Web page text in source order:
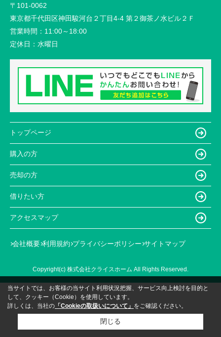
〒101-0062
東京都千代田区神田駿河台２丁目4-4 第２御茶ノ水ビル２Ｆ
営業時間： 11:00～18:00
定休日： 水曜日
トップページ
購入の方
売却の方
借りたい方
アクセスマップ
会社概要 利用規約 プライバシーポリシー サイトマップ
Copyright(c) 株式会社クライスホーム All Rights Reserved.
当サイトでは、お客様の当サイト利用状況把握、サービス向上検討を目的と
して、クッキー（Cookie）を使用しています。
詳しくは、当社の 「Cookieの取扱いについて」 をご確認ください。
閉じる